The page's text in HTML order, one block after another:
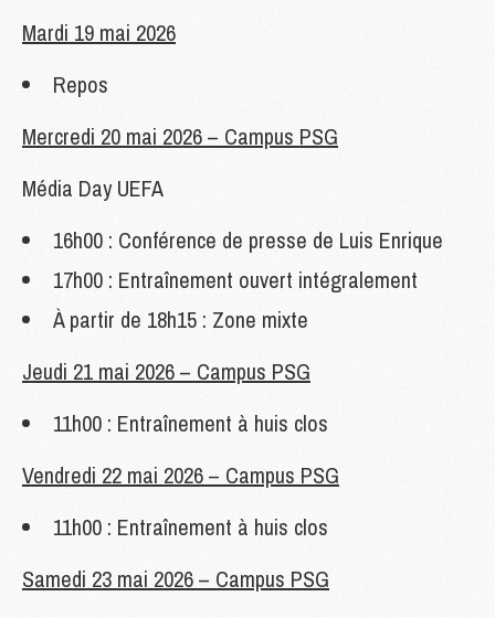
Mardi 19 mai 2026
Repos
Mercredi 20 mai 2026 – Campus PSG
Média Day UEFA
16h00 : Conférence de presse de Luis Enrique
17h00 : Entraînement ouvert intégralement
À partir de 18h15 : Zone mixte
Jeudi 21 mai 2026 – Campus PSG
11h00 : Entraînement à huis clos
Vendredi 22 mai 2026 – Campus PSG
11h00 : Entraînement à huis clos
Samedi 23 mai 2026 – Campus PSG